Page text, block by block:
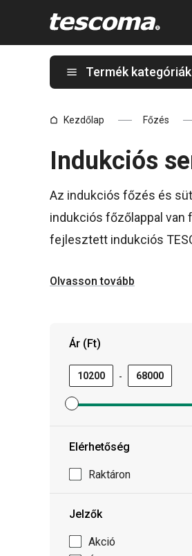
Termék kategóriák
Kezdőlap Főzés
Indukciós
Az indukciós főzés és
indukciós főzőlappal van
fejlesztett indukciós
TIPP: Ajánljuk figyelmébe
Olvasson tovább
Ár (Ft)
-
Elérhetőség
Raktáron
Jelzők
Akció